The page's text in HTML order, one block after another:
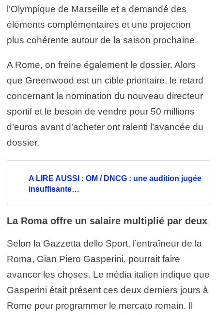
l’Olympique de Marseille et a demandé des
éléments complémentaires et une projection
plus cohérente autour de la saison prochaine.
A Rome, on freine également le dossier. Alors
que Greenwood est un cible prioritaire, le retard
concernant la nomination du nouveau directeur
sportif et le besoin de vendre pour 50 millions
d’euros avant d’acheter ont ralenti l’avancée du
dossier.
A LIRE AUSSI : OM / DNCG : une audition jugée
insuffisante…
La Roma offre un salaire multiplié par deux
Selon la Gazzetta dello Sport, l’entraîneur de la
Roma, Gian Piero Gasperini, pourrait faire
avancer les choses. Le média italien indique que
Gasperini était présent ces deux derniers jours à
Rome pour programmer le mercato romain. Il